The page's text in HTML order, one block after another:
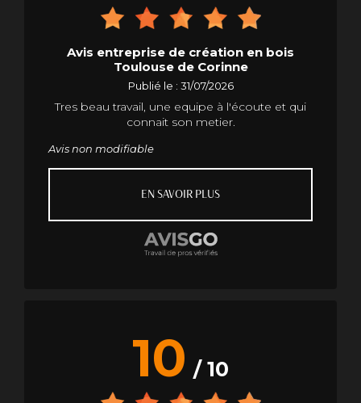
Avis entreprise de création en bois
Toulouse de Corinne
Publié le : 31/07/2026
Tres beau travail, une equipe à l'écoute et qui
connait son metier.
Avis non modifiable
EN SAVOIR PLUS
10 / 10